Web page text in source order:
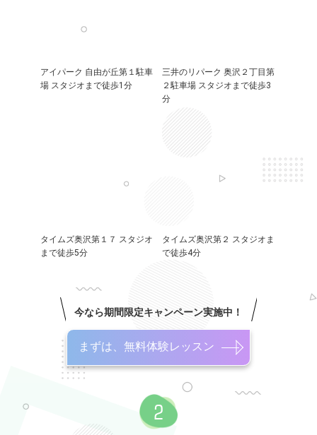
アイパーク 自由が丘第１駐車
場 スタジオまで徒歩1分
三井のリパーク 奥沢２丁目第
２駐車場 スタジオまで徒歩3
分
タイムズ奥沢第１７ スタジオ
まで徒歩5分
タイムズ奥沢第２ スタジオま
で徒歩4分
今なら期間限定キャンペーン実施中！
まずは、無料体験レッスン